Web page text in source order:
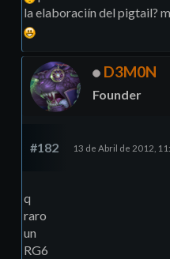
la elaboraciín del pigtail?
D3M0N
Founder
#182 13 de Abril de 2012,
q
raro
un
RG6